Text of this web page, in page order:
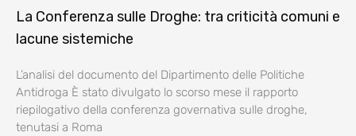
La Conferenza sulle Droghe: tra criticità comuni e
lacune sistemiche
L’analisi del documento del Dipartimento delle Politiche
Antidroga È stato divulgato lo scorso mese il rapporto
riepilogativo della conferenza governativa sulle droghe,
tenutasi a Roma